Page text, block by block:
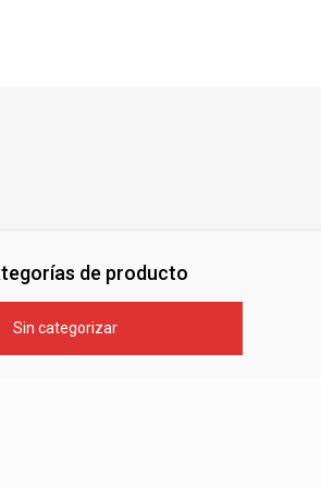
de producto
Sin categorizar